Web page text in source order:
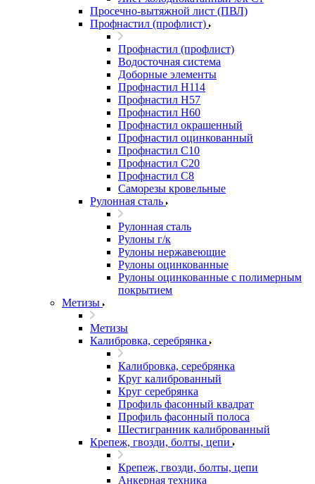
Просечно-вытяжной лист (ПВЛ)
Профнастил (профлист)
Профнастил (профлист)
Водосточная система
Доборные элементы
Профнастил Н114
Профнастил Н57
Профнастил Н60
Профнастил окрашенный
Профнастил оцинкованный
Профнастил С10
Профнастил С20
Профнастил С8
Саморезы кровельные
Рулонная сталь
Рулонная сталь
Рулоны г/к
Рулоны нержавеющие
Рулоны оцинкованные
Рулоны оцинкованные с полимерным
покрытием
Метизы
Метизы
Калибровка, серебрянка
Калибровка, серебрянка
Круг калиброванный
Круг серебрянка
Профиль фасонный квадрат
Профиль фасонный полоса
Шестигранник калиброванный
Крепеж, гвозди, болты, цепи
Крепеж, гвозди, болты, цепи
Анкерная техника